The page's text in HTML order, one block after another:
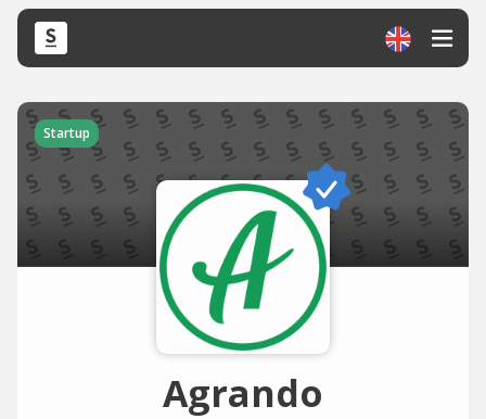
Startup
Agrando